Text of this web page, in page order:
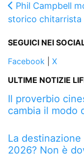
Phil Campbell
storico chitarrista
SEGUICI NEI
Facebook
X
ULTIME NOTIZIE
Il proverbio
cambia il modo
La
2026? Non è